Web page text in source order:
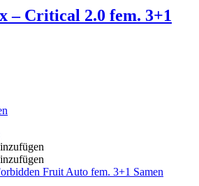
– Critical 2.0 fem. 3+1